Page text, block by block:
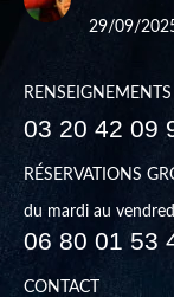
29/09/
RENSEIGNEMENTS
03 20 42 09
RÉSERVATIONS
du mardi au
06 80 01 53
CONTACT